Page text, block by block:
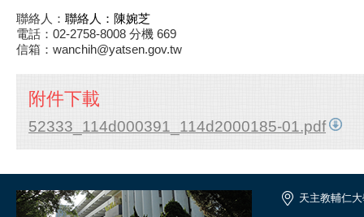
聯絡人： 聯絡人：陳婉芝
電話：02-2758-8008 分機 669
信箱：wanchih@yatsen.gov.tw
附件下載
52333_114d000391_114d2000185-01.pdf
天主教輔仁